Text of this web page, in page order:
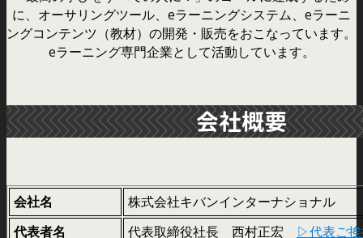
に、オーサリングツール、eラーニングシステム、eラーニ
ングコンテンツ（教材）の開発・販売をおこなっています。
eラーニング専門企業として活動しています。
会社名
株式会社キバンインターナショナル
代表者名
代表取締役社長 西村正宏 ▷代表ご